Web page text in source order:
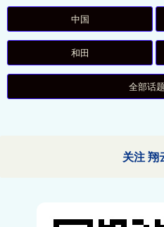
中国
和田
全部话
关注 翔